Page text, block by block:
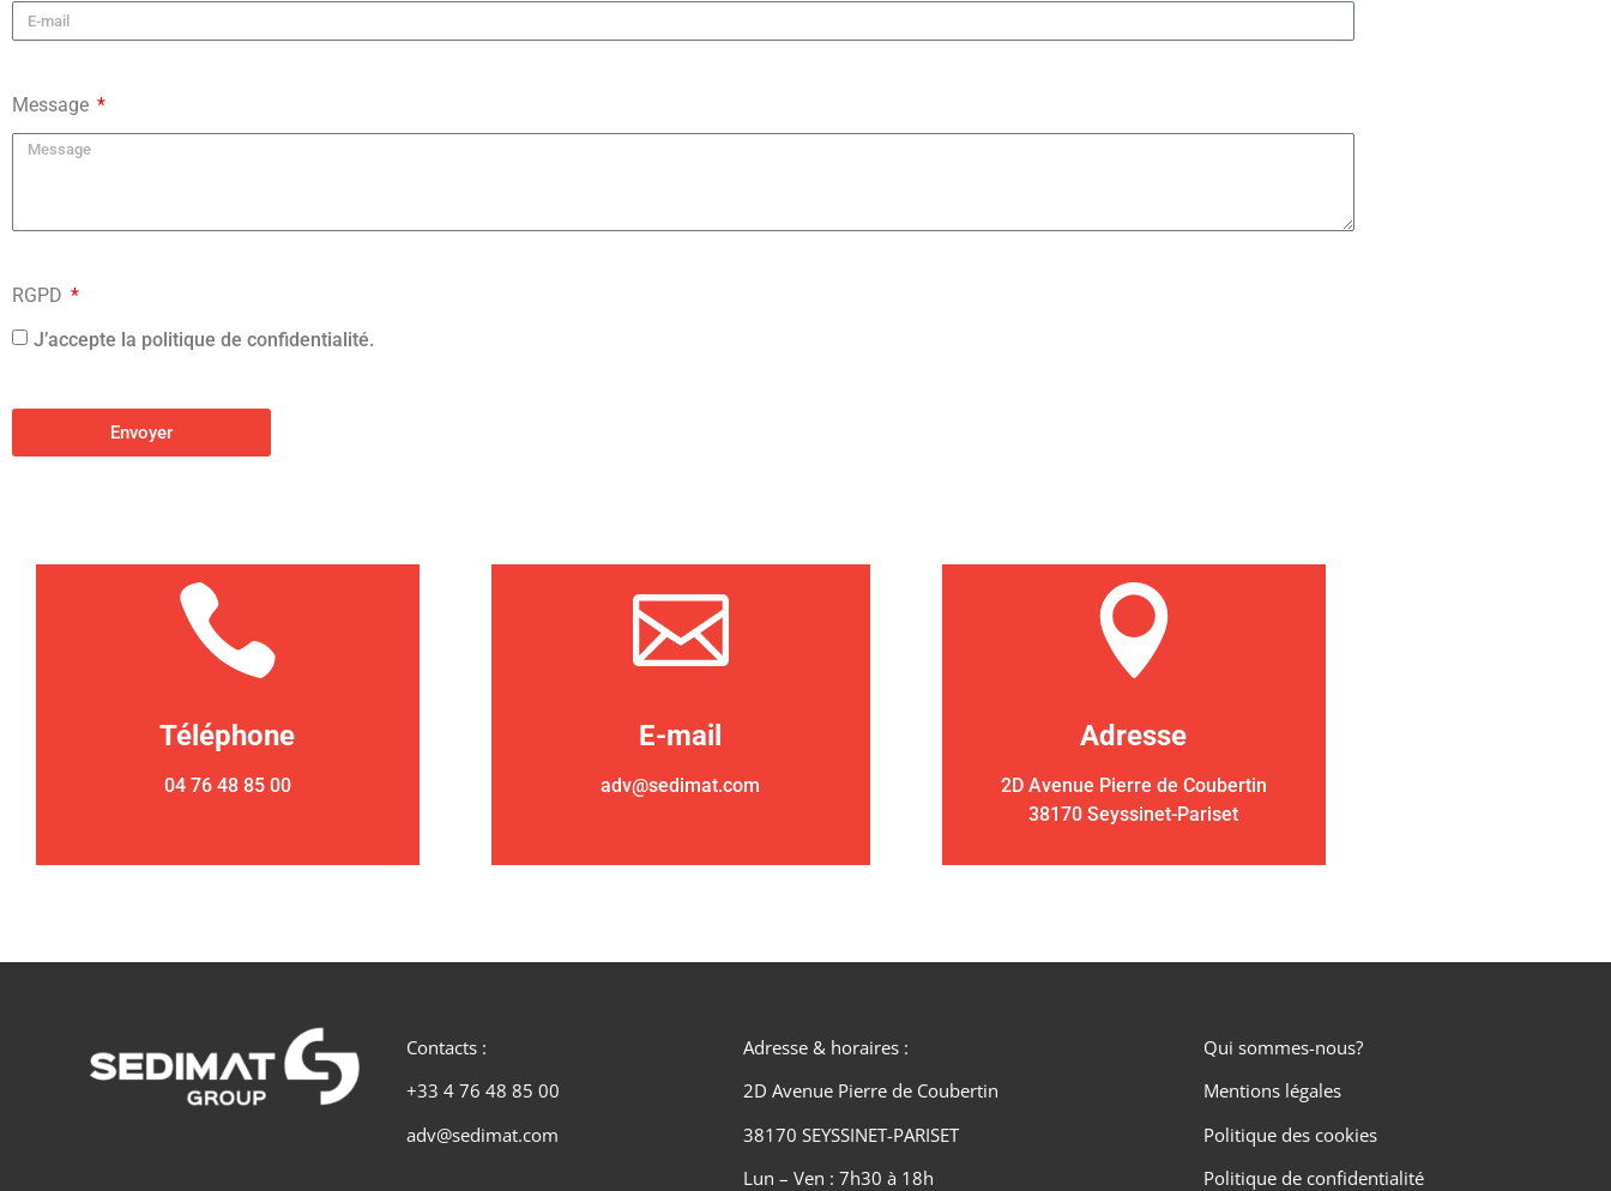
Message
RGPD
J’accepte la politique de confidentialité.
Envoyer
Téléphone
04 76 48 85 00
E-mail
adv@sedimat.com
Adresse
2D Avenue Pierre de Coubertin
38170 Seyssinet-Pariset
Contacts :
+33 4 76 48 85 00
adv@sedimat.com
Adresse & horaires :
2D Avenue Pierre de Coubertin
38170 SEYSSINET-PARISET
Lun – Ven : 7h30 à 18h
Qui sommes-nous?
Mentions légales
Politique des cookies
Politique de confidentialité